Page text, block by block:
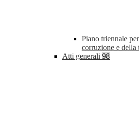
Piano triennale
corruzione e della
Atti generali 98